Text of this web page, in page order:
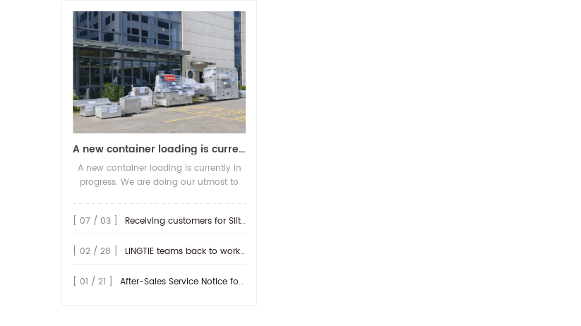
A new container loading is currently in progress.
A new container loading is currently in
progress. We are doing our utmost to
earliest possible time.
[ 07 / 03 ] Receiving customers for Slitting machine with differential Slip Shaft
[ 02 / 28 ] LINGTIE teams back to work at Feb.25th.
[ 01 / 21 ] After-Sales Service Notice for Turkey Region